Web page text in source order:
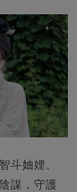
斗妯娌、
謀，守護